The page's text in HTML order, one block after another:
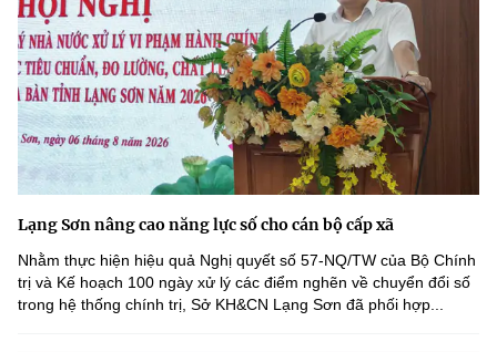
Lạng Sơn nâng cao năng lực số cho cán bộ cấp xã
Nhằm thực hiện hiệu quả Nghị quyết số 57-NQ/TW của Bộ Chính
trị và Kế hoạch 100 ngày xử lý các điểm nghẽn về chuyển đổi số
trong hệ thống chính trị, Sở KH&CN Lạng Sơn đã phối hợp...